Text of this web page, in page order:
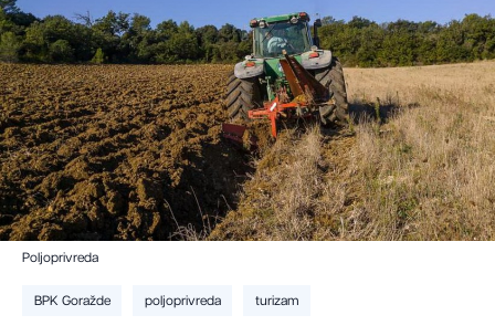
Poljoprivreda
BPK Goražde poljoprivreda turizam